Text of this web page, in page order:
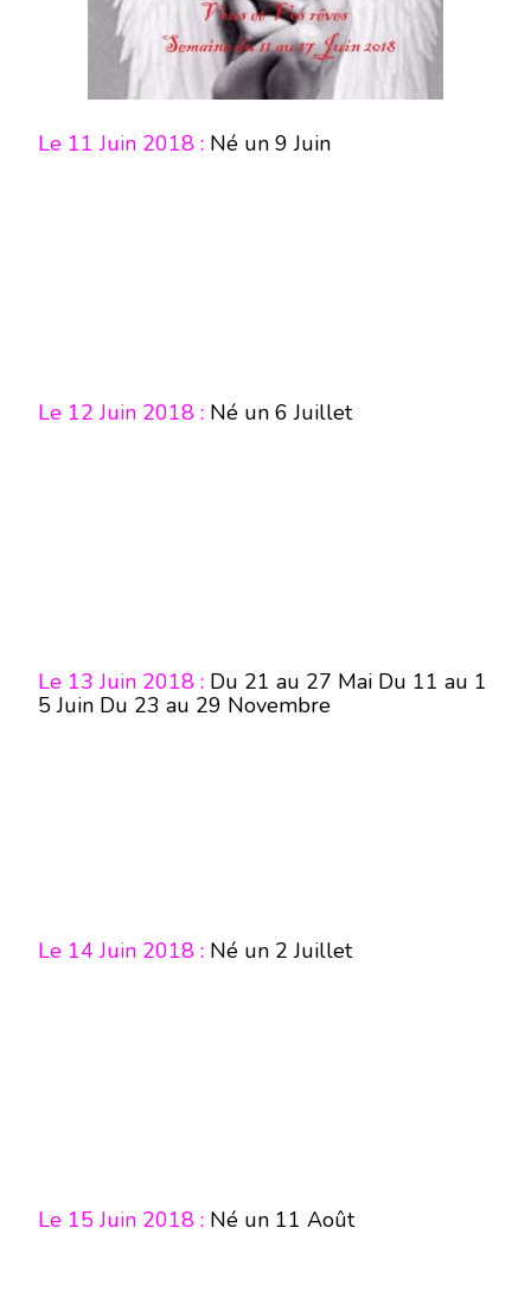
Le 11 Juin 2018 : Né un 9 Juin
Le 12 Juin 2018 : Né un 6 Juillet
Le 13 Juin 2018 : Du 21 au 27 Mai Du 11 au 1
5 Juin Du 23 au 29 Novembre
Le 14 Juin 2018 : Né un 2 Juillet
Le 15 Juin 2018 : Né un 11 Août